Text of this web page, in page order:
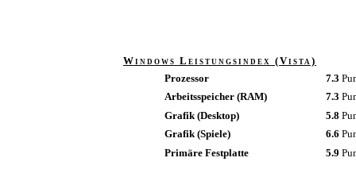
Windows Leistungsindex (Vista)
Prozessor
7.3
Arbeitsspeicher (RAM)
7.3
Grafik (Desktop)
5.8
Grafik (Spiele)
6.6
Primäre Festplatte
5.9